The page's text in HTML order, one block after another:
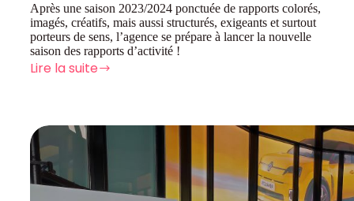
Après une saison 2023/2024 ponctuée de rapports colorés,
imagés, créatifs, mais aussi structurés, exigeants et surtout
porteurs de sens, l’agence se prépare à lancer la nouvelle
saison des rapports d’activité !
Lire la suite
La
rapports
d’activité
recommence